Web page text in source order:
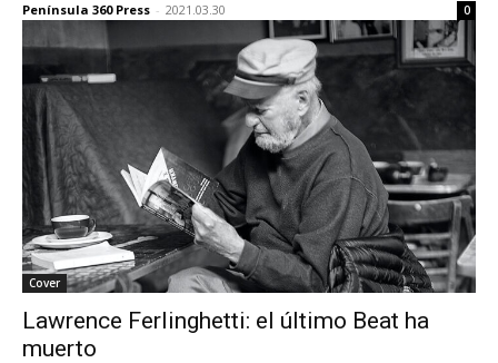
Península 360 Press - 2021.03.30 0
Cover
Lawrence Ferlinghetti: el último Beat ha
muerto